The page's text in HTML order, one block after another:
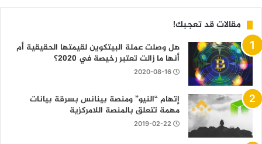
مقالات قد تعجبك!
هل وصلت عملة البيتكوين لقيمتها الحقيقية أم
أنها ما زالت تعتبر رخيصة في 2020؟
2020-08-16
إتهام “النيو” ومنصة بينانس بسرقة بيانات
مهمة تتعلق بالمنصة اللامركزية
2019-02-22